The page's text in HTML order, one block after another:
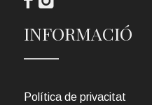
INFORMACIÓ
Política de privacitat